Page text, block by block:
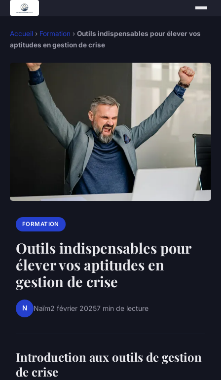
Accueil › Formation › Outils indispensables pour élever vos
aptitudes en gestion de crise
FORMATION
Outils indispensables pour
élever vos aptitudes en
gestion de crise
N Naïm2 février 20257 min de lecture
Introduction aux outils de gestion
de crise